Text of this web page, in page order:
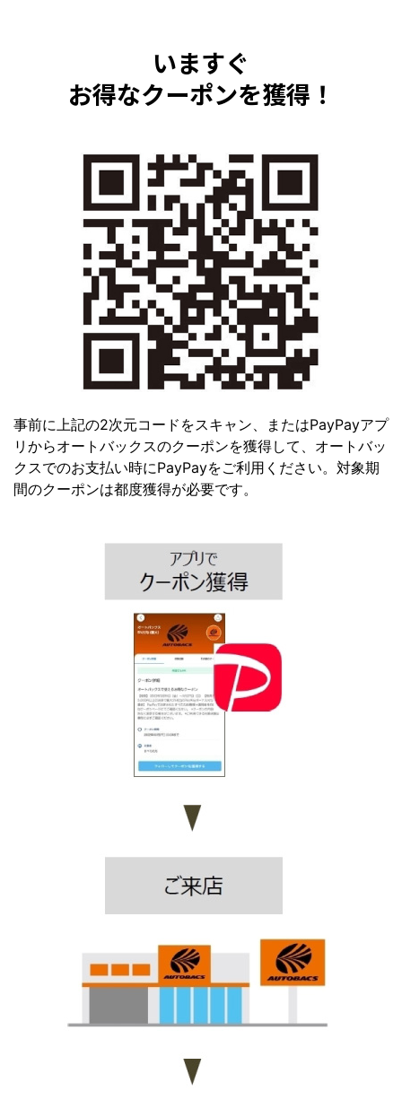
いますぐ
お得なクーポンを獲得！
事前に上記の2次元コードをスキャン、またはPayPayアプ
リからオートバックスのクーポンを獲得して、オートバッ
クスでのお支払い時にPayPayをご利用ください。対象期
間のクーポンは都度獲得が必要です。